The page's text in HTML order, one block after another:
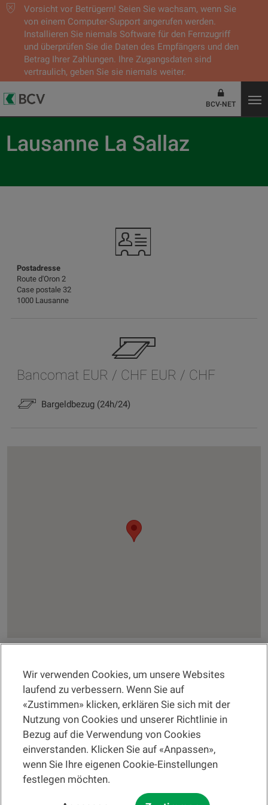
Vorsicht vor Betrügern! Seien Sie wachsam, wenn Sie
von einem Computer-Support angerufen werden.
Installieren Sie niemals Software für den Fernzugriff
und überprüfen Sie die Daten des Empfängers und den
Betrag Ihrer Zahlungen. Ihre Zugangsdaten sind
vertraulich, geben Sie sie niemals weiter.
BCV-NET
Lausanne La Sallaz
Postadresse
Route d'Oron 2
Case postale 32
1000 Lausanne
Bancomat EUR / CHF EUR / CHF
Bargeldbezug (24h/24)
RECHTSINFORMATION
Eine Filiale suchen
Hilfe und Kontakt
Bitte lesen Sie zuerst die Nutzungsbedingungen der Website
Wir verwenden Cookies, um unsere Websites
laufend zu verbessern. Wenn Sie auf
«Zustimmen» klicken, erklären Sie sich mit der
Nutzung von Cookies und unserer Richtlinie in
Bezug auf die Verwendung von Cookies
einverstanden. Klicken Sie auf «Anpassen»,
wenn Sie Ihre eigenen Cookie-Einstellungen
festlegen möchten.